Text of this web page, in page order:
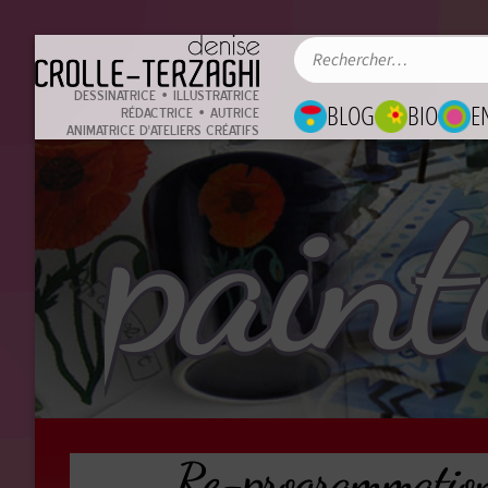
DESSINATRICE • ILLUSTRATRICE
RÉDACTRICE • AUTRICE
ANIMATRICE D'ATELIERS CRÉATIFS
BLOG BIO